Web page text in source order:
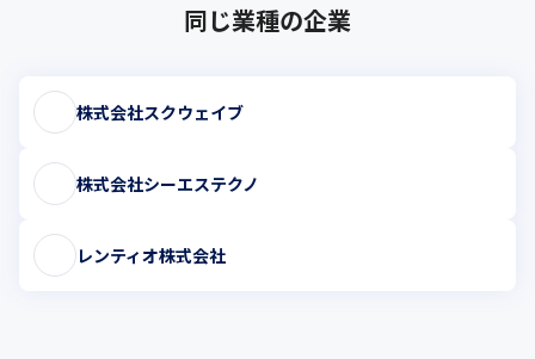
同じ業種の企業
株式会社スクウェイブ
株式会社シーエステクノ
レンティオ株式会社